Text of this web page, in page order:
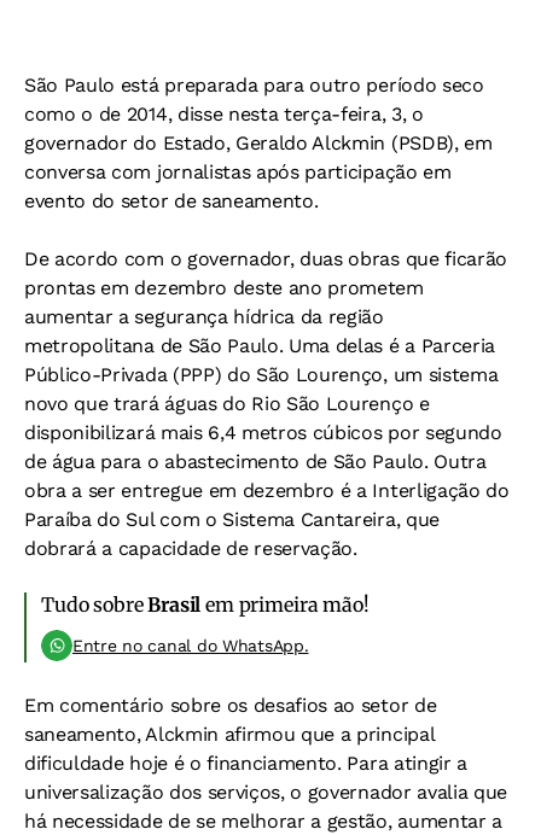
São Paulo está preparada para outro período seco
como o de 2014, disse nesta terça-feira, 3, o
governador do Estado, Geraldo Alckmin (PSDB), em
conversa com jornalistas após participação em
evento do setor de saneamento.
De acordo com o governador, duas obras que ficarão
prontas em dezembro deste ano prometem
aumentar a segurança hídrica da região
metropolitana de São Paulo. Uma delas é a Parceria
Público-Privada (PPP) do São Lourenço, um sistema
novo que trará águas do Rio São Lourenço e
disponibilizará mais 6,4 metros cúbicos por segundo
de água para o abastecimento de São Paulo. Outra
obra a ser entregue em dezembro é a Interligação do
Paraíba do Sul com o Sistema Cantareira, que
dobrará a capacidade de reservação.
Tudo sobreBrasil em primeira mão!
Entre no canal do WhatsApp.
Em comentário sobre os desafios ao setor de
saneamento, Alckmin afirmou que a principal
dificuldade hoje é o financiamento. Para atingir a
universalização dos serviços, o governador avalia que
há necessidade de se melhorar a gestão, aumentar a